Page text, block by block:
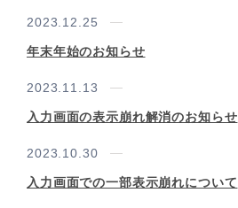
2023.12.25
年末年始のお知らせ
2023.11.13
入力画面の表示崩れ解消のお知らせ
2023.10.30
入力画面での一部表示崩れについて